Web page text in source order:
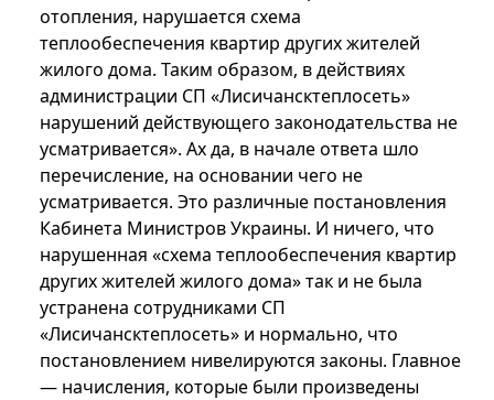
отопления, нарушается схема
теплообеспечения квартир других жителей
жилого дома. Таким образом, в действиях
администрации СП «Лисичансктеплосеть»
нарушений действующего законодательства не
усматривается». Ах да, в начале ответа шло
перечисление, на основании чего не
усматривается. Это различные постановления
Кабинета Министров Украины. И ничего, что
нарушенная «схема теплообеспечения квартир
других жителей жилого дома» так и не была
устранена сотрудниками СП
«Лисичансктеплосеть» и нормально, что
постановлением нивелируются законы. Главное
— начисления, которые были произведены